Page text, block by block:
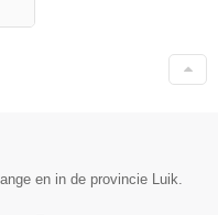
en in de provincie Luik.